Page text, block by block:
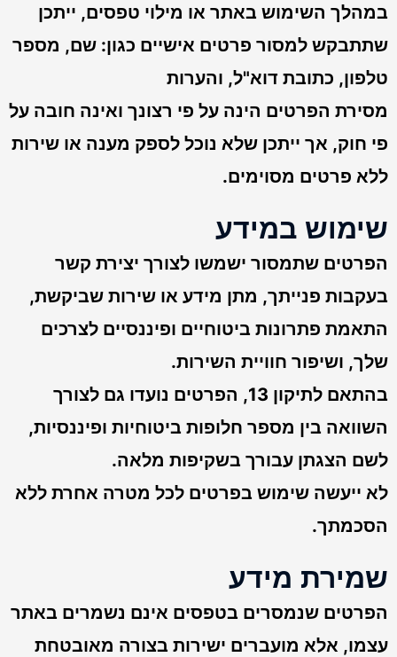
במהלך השימוש באתר או מילוי טפסים, ייתכן
שתתבקש למסור פרטים אישיים כגון: שם, מספר
טלפון, כתובת דוא"ל, והערות
מסירת הפרטים הינה על פי רצונך ואינה חובה על
פי חוק, אך ייתכן שלא נוכל לספק מענה או שירות
ללא פרטים מסוימים.
שימוש במידע
הפרטים שתמסור ישמשו לצורך יצירת קשר
בעקבות פנייתך, מתן מידע או שירות שביקשת,
התאמת פתרונות ביטוחיים ופיננסיים לצרכים
שלך, ושיפור חוויית השירות.
בהתאם לתיקון 13, הפרטים נועדו גם לצורך
השוואה בין מספר חלופות ביטוחיות ופיננסיות,
לשם הצגתן עבורך בשקיפות מלאה.
לא ייעשה שימוש בפרטים לכל מטרה אחרת ללא
הסכמתך.
שמירת מידע
הפרטים שנמסרים בטפסים אינם נשמרים באתר
עצמו, אלא מועברים ישירות בצורה מאובטחת